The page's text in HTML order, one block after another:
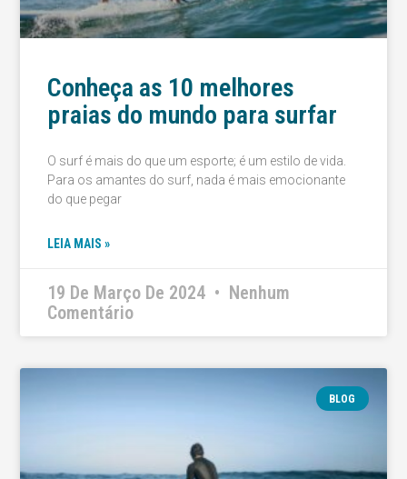
Conheça as 10 melhores
praias do mundo para surfar
O surf é mais do que um esporte; é um estilo de vida.
Para os amantes do surf, nada é mais emocionante
do que pegar
LEIA MAIS »
19 De Março De 2024
Nenhum
Comentário
BLOG